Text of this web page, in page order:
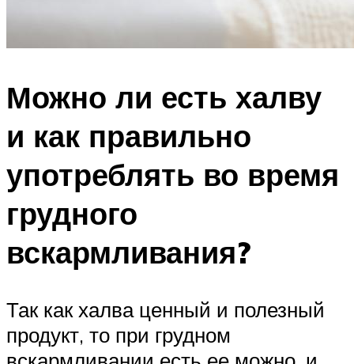
Можно ли есть халву
и как правильно
употреблять во время
грудного
вскармливания?
Так как халва ценный и полезный
продукт, то при грудном